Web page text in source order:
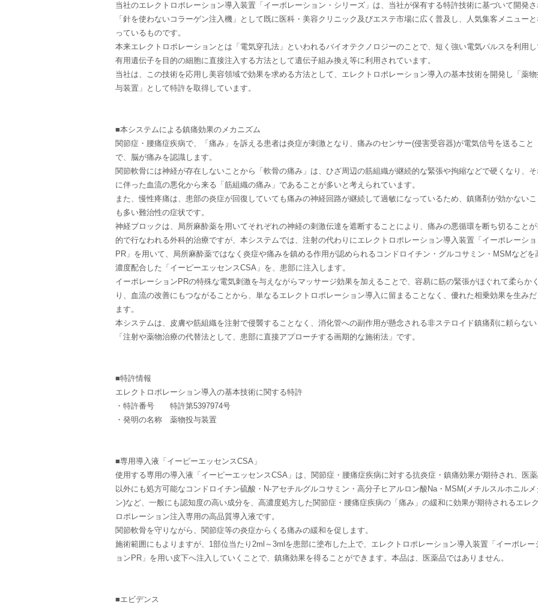
当社のエレクトロポレーション導入装置「イーポレーション・シリーズ」は、当社が保有する特許技術に基づいて開発
「針を使わないコラーゲン注入機」として既に医科・美容クリニック及びエステ市場に広く普及し、人気集客メニューと
っているものです。
本来エレクトロポレーションとは「電気穿孔法」といわれるバイオテクノロジーのことで、短く強い電気パルスを利用し
有用遺伝子を目的の細胞に直接注入する方法として遺伝子組み換え等に利用されています。
当社は、この技術を応用し美容領域で効果を求める方法として、エレクトロポレーション導入の基本技術を開発し「薬
与装置」として特許を取得しています。
■本システムによる鎮痛効果のメカニズム
関節症・腰痛症疾病で、「痛み」を訴える患者は炎症が刺激となり、痛みのセンサー(侵害受容器)が電気信号を送ること
で、脳が痛みを認識します。
関節軟骨には神経が存在しないことから「軟骨の痛み」は、ひざ周辺の筋組織が継続的な緊張や拘縮などで硬くなり、
に伴った血流の悪化から来る「筋組織の痛み」であることが多いと考えられています。
また、慢性疼痛は、患部の炎症が回復していても痛みの神経回路が継続して過敏になっているため、鎮痛剤が効かないこ
も多い難治性の症状です。
神経ブロックは、局所麻酔薬を用いてそれぞれの神経の刺激伝達を遮断することにより、痛みの悪循環を断ち切ることが
的で行なわれる外科的治療ですが、本システムでは、注射の代わりにエレクトロポレーション導入装置「イーポレーショ
PR」を用いて、局所麻酔薬ではなく炎症や痛みを鎮める作用が認められるコンドロイチン・グルコサミン・MSMなどを
濃度配合した「イーピーエッセンスCSA」を、患部に注入します。
イーポレーションPRの特殊な電気刺激を与えながらマッサージ効果を加えることで、容易に筋の緊張がほぐれて柔らか
り、血流の改善にもつながることから、単なるエレクトロポレーション導入に留まることなく、優れた相乗効果を生みだ
ます。
本システムは、皮膚や筋組織を注射で侵襲することなく、消化管への副作用が懸念される非ステロイド鎮痛剤に頼らない
「注射や薬物治療の代替法として、患部に直接アプローチする画期的な施術法」です。
■特許情報
エレクトロポレーション導入の基本技術に関する特許
・特許番号 特許第5397974号
・発明の名称 薬物投与装置
■専用導入液「イーピーエッセンスCSA」
使用する専用の導入液「イーピーエッセンスCSA」は、関節症・腰痛症疾病に対する抗炎症・鎮痛効果が期待され、医
以外にも処方可能なコンドロイチン硫酸・N-アセチルグルコサミン・高分子ヒアルロン酸Na・MSM(メチルスルホニルメ
ン)など、一般にも認知度の高い成分を、高濃度処方した関節症・腰痛症疾病の「痛み」の緩和に効果が期待されるエレ
ロポレーション注入専用の高品質導入液です。
関節軟骨を守りながら、関節症等の炎症からくる痛みの緩和を促します。
施術範囲にもよりますが、1部位当たり2ml～3mlを患部に塗布した上で、エレクトロポレーション導入装置「イーポレー
ョンPR」を用い皮下へ注入していくことで、鎮痛効果を得ることができます。本品は、医薬品ではありません。
■エビデンス